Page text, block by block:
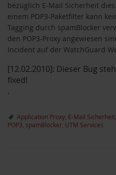
bezüglich E-Mail Sicherheit
einem POP3-Paketfilter kann
Tagging durch spamBlocker
den POP3-Proxy angewiesen
Incident auf der WatchGuard
[12.02.2010]: Dieser Bug
fixed!
.
Application Proxy E-Mail Sicherheit
POP3 spamBlocker UTM Services